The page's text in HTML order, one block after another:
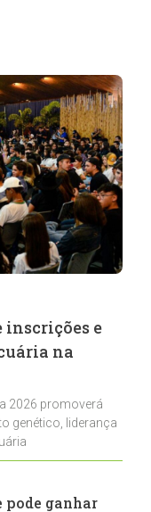
inscrições e
na
2026 promoverá
genético, liderança
pode ganhar